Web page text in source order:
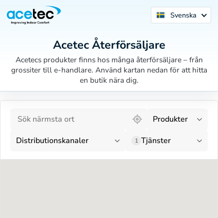
Svenska
Acetec Återförsäljare
Acetecs produkter finns hos många återförsäljare – från
grossiter till e-handlare. Använd kartan nedan för att hitta
en butik nära dig.
Produkter
Distributionskanaler
1 Tjänster